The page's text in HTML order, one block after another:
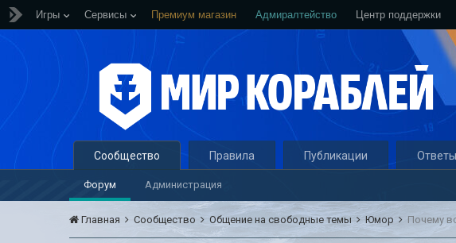
Игры Сервисы Премиум магазин Адмиралтейство Центр поддержки
Сообщество
Форум Администрация
Правила Публикации
Главная Сообщество Общение на свободные темы Юмор Почему